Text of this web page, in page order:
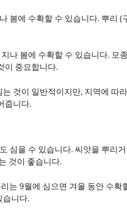
봄에 수확할 수 있습니다. 뿌리 (
나 봄에 수확할 수 있습니다. 모
이 중요합니다.
것이 일반적이지만, 지역에 따
줍니다.
심을 수 있습니다. 씨앗을 뿌리
것이 좋습니다.
는 9월에 심으면 겨울 동안 수확
습니다.